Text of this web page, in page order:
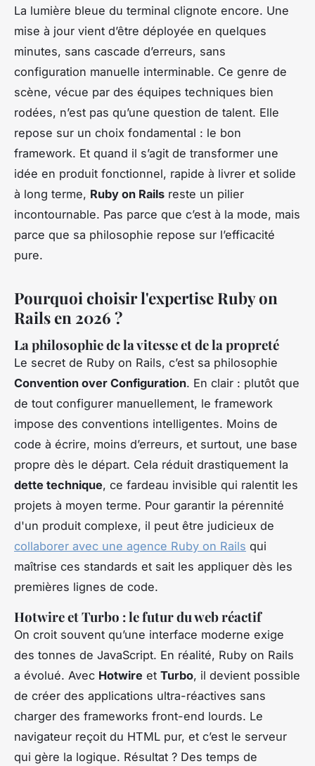
La lumière bleue du terminal clignote encore. Une
mise à jour vient d’être déployée en quelques
minutes, sans cascade d’erreurs, sans
configuration manuelle interminable. Ce genre de
scène, vécue par des équipes techniques bien
rodées, n’est pas qu’une question de talent. Elle
repose sur un choix fondamental : le bon
framework. Et quand il s’agit de transformer une
idée en produit fonctionnel, rapide à livrer et solide
à long terme, Ruby on Rails reste un pilier
incontournable. Pas parce que c’est à la mode, mais
parce que sa philosophie repose sur l’efficacité
pure.
Pourquoi choisir l'expertise Ruby on
Rails en 2026 ?
La philosophie de la vitesse et de la propreté
Le secret de Ruby on Rails, c’est sa philosophie
Convention over Configuration. En clair : plutôt que
de tout configurer manuellement, le framework
impose des conventions intelligentes. Moins de
code à écrire, moins d’erreurs, et surtout, une base
propre dès le départ. Cela réduit drastiquement la
dette technique, ce fardeau invisible qui ralentit les
projets à moyen terme. Pour garantir la pérennité
d'un produit complexe, il peut être judicieux de
collaborer avec une agence Ruby on Rails qui
maîtrise ces standards et sait les appliquer dès les
premières lignes de code.
Hotwire et Turbo : le futur du web réactif
On croit souvent qu’une interface moderne exige
des tonnes de JavaScript. En réalité, Ruby on Rails
a évolué. Avec Hotwire et Turbo, il devient possible
de créer des applications ultra-réactives sans
charger des frameworks front-end lourds. Le
navigateur reçoit du HTML pur, et c’est le serveur
qui gère la logique. Résultat ? Des temps de